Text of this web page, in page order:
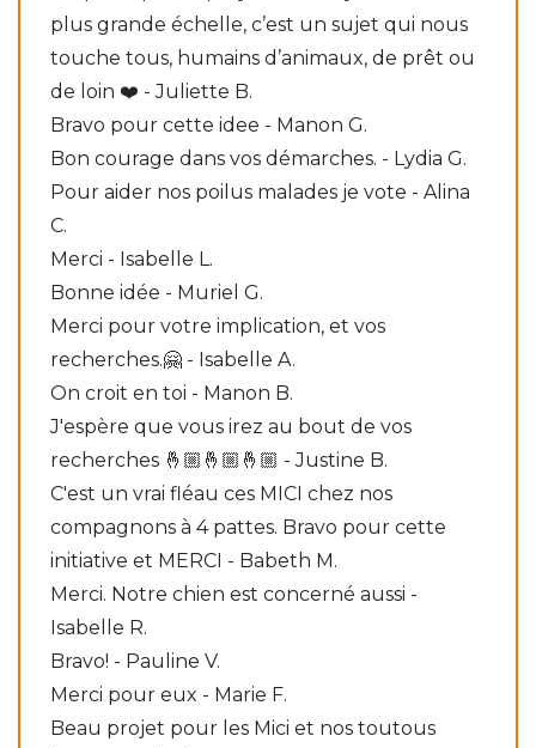
plus grande échelle, c’est un sujet qui nous
touche tous, humains d’animaux, de prêt ou
de loin ❤️ - Juliette B.
Bravo pour cette idee - Manon G.
Bon courage dans vos démarches. - Lydia G.
Pour aider nos poilus malades je vote - Alina
C.
Merci - Isabelle L.
Bonne idée - Muriel G.
Merci pour votre implication, et vos
recherches.🤗 - Isabelle A.
On croit en toi - Manon B.
J'espère que vous irez au bout de vos
recherches 🤞🏼🤞🏼🤞🏼 - Justine B.
C'est un vrai fléau ces MICI chez nos
compagnons à 4 pattes. Bravo pour cette
initiative et MERCI - Babeth M.
Merci. Notre chien est concerné aussi -
Isabelle R.
Bravo! - Pauline V.
Merci pour eux - Marie F.
Beau projet pour les Mici et nos toutous